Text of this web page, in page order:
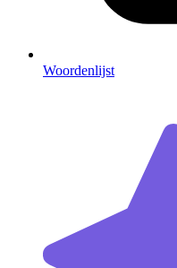
Woordenlijst